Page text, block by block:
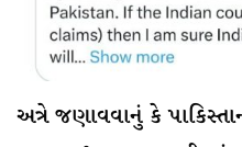
અત્રે જણાવવાનું કે